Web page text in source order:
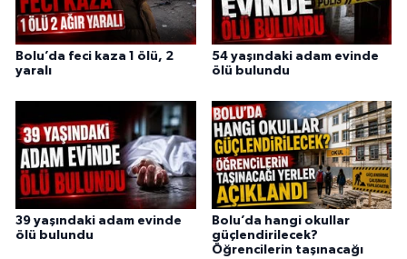
Bolu’da feci kaza 1 ölü, 2
yaralı
54 yaşındaki adam evinde
ölü bulundu
39 yaşındaki adam evinde
ölü bulundu
Bolu’da hangi okullar
güçlendirilecek?
Öğrencilerin taşınacağı